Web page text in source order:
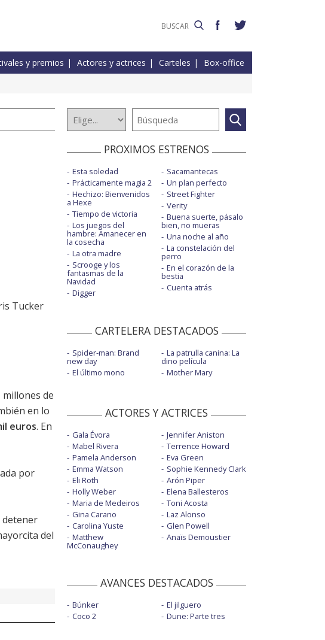
y premios Actores y actrices Carteles Box-office
Tucker
de
en lo
euros. En
por
detener
del
PROXIMOS ESTRENOS
Esta soledad
Prácticamente magia 2
Hechizo: Bienvenidos
a Hexe
Tiempo de victoria
Los juegos del
hambre: Amanecer en
la cosecha
La otra madre
Scrooge y los
fantasmas de la
Navidad
Digger
Sacamantecas
Un plan perfecto
Street Fighter
Verity
Buena suerte, pásalo
bien, no mueras
Una noche al año
La constelación del
perro
En el corazón de la
bestia
Cuenta atrás
CARTELERA DESTACADOS
Spider-man: Brand
new day
El último mono
La patrulla canina: La
dino película
Mother Mary
ACTORES Y ACTRICES
Gala Évora
Mabel Rivera
Pamela Anderson
Emma Watson
Eli Roth
Holly Weber
Maria de Medeiros
Gina Carano
Carolina Yuste
Matthew
McConaughey
Jennifer Aniston
Terrence Howard
Eva Green
Sophie Kennedy Clark
Arón Piper
Elena Ballesteros
Toni Acosta
Laz Alonso
Glen Powell
Anaïs Demoustier
AVANCES DESTACADOS
Búnker
Coco 2
El jilguero
Dune: Parte tres